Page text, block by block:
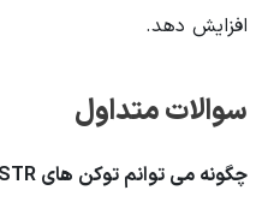
افزایش دهد.
سوالات متداول
چگونه می توانم توکن های HMSTR کسب کنم؟